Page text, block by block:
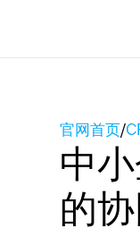
官网首页/
中
的